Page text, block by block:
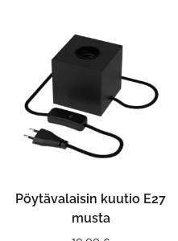
Pöytävalaisin kuutio E27
musta